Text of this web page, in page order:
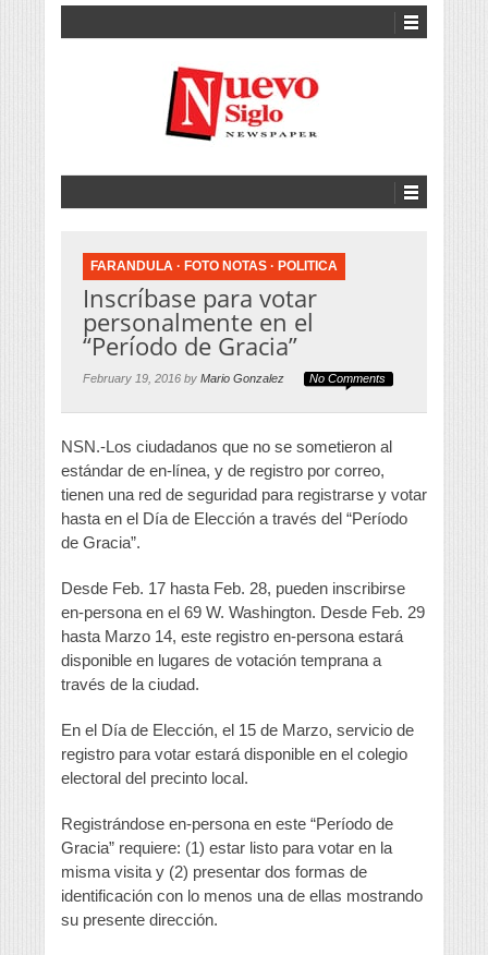
FARANDULA · FOTO NOTAS · POLITICA
Inscríbase para votar
personalmente en el
“Período de Gracia”
February 19, 2016 by Mario Gonzalez No Comments
NSN.-Los ciudadanos que no se sometieron al
estándar de en-línea, y de registro por correo,
tienen una red de seguridad para registrarse y votar
hasta en el Día de Elección a través del “Período
de Gracia”.
Desde Feb. 17 hasta Feb. 28, pueden inscribirse
en-persona en el 69 W. Washington. Desde Feb. 29
hasta Marzo 14, este registro en-persona estará
disponible en lugares de votación temprana a
través de la ciudad.
En el Día de Elección, el 15 de Marzo, servicio de
registro para votar estará disponible en el colegio
electoral del precinto local.
Registrándose en-persona en este “Período de
Gracia” requiere: (1) estar listo para votar en la
misma visita y (2) presentar dos formas de
identificación con lo menos una de ellas mostrando
su presente dirección.